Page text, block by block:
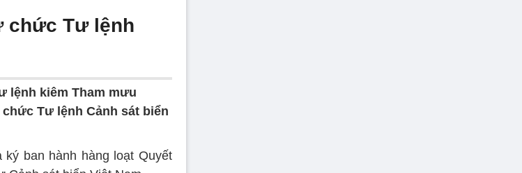
chức Tư lệnh
lệnh kiêm Tham mưu
Tư lệnh Cảnh sát biển
ban hành hàng loạt Quyết